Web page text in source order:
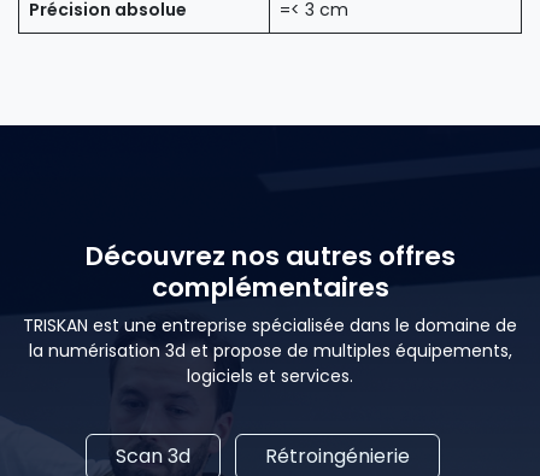
Précision absolue
=< 3 cm
Découvrez nos autres offres
complémentaires
TRISKAN est une entreprise spécialisée dans le domaine de
la numérisation 3d et propose de multiples équipements,
logiciels et services.
Scan 3d Rétroingénierie